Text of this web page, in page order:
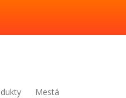
Mestá